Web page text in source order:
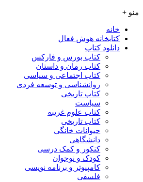
منو +
خانه
کتابخانه هوش فعال
دانلود کتاب
کتاب بورس و فارکس
کتاب رمان و داستان
کتاب اجتماعی و سیاسی
روانشناسی و توسعه فردی
کتاب تاریخی
سیاست
کتاب علوم غریبه
کتاب تاریخی
حیوانات خانگی
دانشگاهی
کنکور و کمک‌ درسی
کودک و نوجوان
کامپیوتر و برنامه نویسی
فلسفی